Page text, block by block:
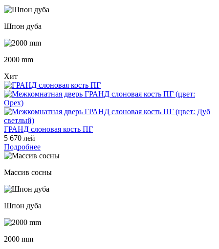
Шпон дуба
2000 mm
Хит
ГРАНД слоновая кость ПГ
5 670 лей
Подробнее
Массив сосны
Шпон дуба
2000 mm